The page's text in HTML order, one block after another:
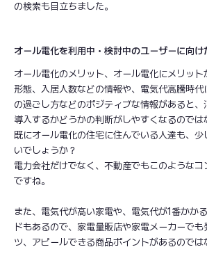
の検索も目立ちました。
オール電化を利用中・検討中のユーザーに向け
オール電化のメリット、オール電化にメリッ
形態、入居人数などの情報や、電気代高騰時
の過ごし方などのポジティブな情報があると
導入するかどうかの判断がしやすくなるのでは
既にオール電化の住宅に住んでいる人達も、少
いでしょうか？
電力会社だけでなく、不動産でもこのような
ですね。
また、電気代が高い家電や、電気代が1番かか
ドもあるので、家電量販店や家電メーカーで
ツ、アピールできる商品ポイントがあるのでは